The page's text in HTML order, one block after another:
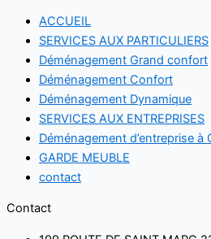
ACCUEIL
SERVICES AUX PARTICULIERS
Déménagement Grand confort
Déménagement Confort
Déménagement Dynamique
SERVICES AUX ENTREPRISES
Déménagement d’entreprise à
GARDE MEUBLE
contact
Contact